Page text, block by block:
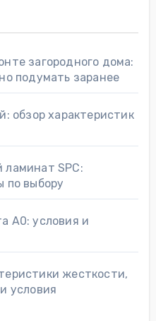
загородного дома:
подумать заранее
обзор характеристик
ламинат SPC:
по выбору
А0: условия и
жесткости,
условия